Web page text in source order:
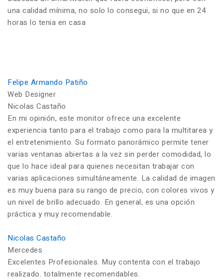
una calidad mínima, no solo lo consegui, si no que en 24
horas lo tenia en casa
Felipe Armando Patiño
Web Designer
Nicolas Castaño
En mi opinión, este monitor ofrece una excelente
experiencia tanto para el trabajo como para la multitarea y
el entretenimiento. Su formato panorámico permite tener
varias ventanas abiertas a la vez sin perder comodidad, lo
que lo hace ideal para quienes necesitan trabajar con
varias aplicaciones simultáneamente. La calidad de imagen
es muy buena para su rango de precio, con colores vivos y
un nivel de brillo adecuado. En general, es una opción
práctica y muy recomendable.
Nicolas Castaño
Mercedes
Excelentes Profesionales. Muy contenta con el trabajo
realizado. totalmente recomendables.